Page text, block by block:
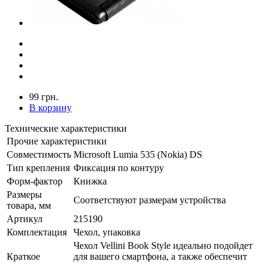
99 грн.
В корзину
Технические характеристики
Прочие характеристики
Совместимость Microsoft Lumia 535 (Nokia) DS
Тип крепления Фиксация по контуру
Форм-фактор
Книжка
Размеры
товара, мм
Соответствуют размерам устройства
Артикул
215190
Комплектация
Чехол, упаковка
Краткое
Чехол Vellini Book Style идеально подойдет
для вашего смартфона, а также обеспечит